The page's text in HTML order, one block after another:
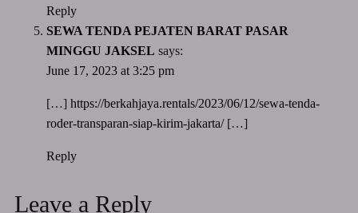
Reply
SEWA TENDA PEJATEN BARAT PASAR
MINGGU JAKSEL says:
June 17, 2023 at 3:25 pm
[…] https://berkahjaya.rentals/2023/06/12/sewa-tenda-
roder-transparan-siap-kirim-jakarta/[…]
Reply
Leave a Reply